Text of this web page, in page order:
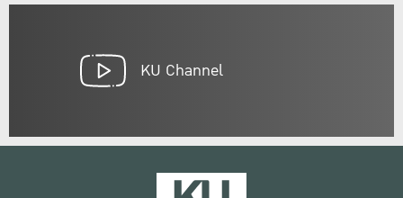
KU Channel